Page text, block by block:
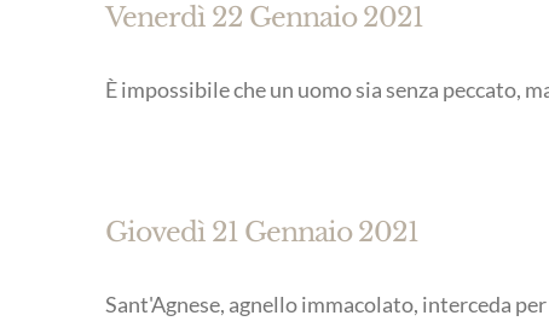
Venerdì 22 Gennaio 2021
È impossibile che un uomo sia senza peccato,
Giovedì 21 Gennaio 2021
Sant'Agnese, agnello immacolato, interceda